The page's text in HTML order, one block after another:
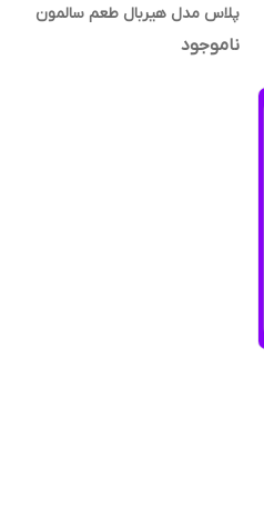
پلاس مدل هیربال طعم سالمون
وزن 1.5 کیلوگرم
ناموجود